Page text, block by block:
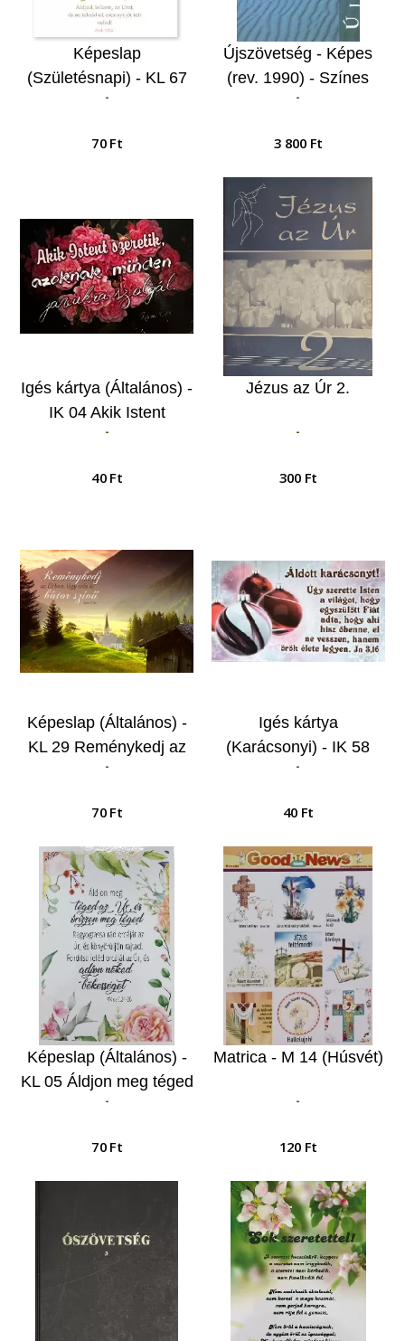
Képeslap
(Születésnapi) - KL 67
Áldjad, lelkem, az Urat,
-
70 Ft
Újszövetség - Képes
(rev. 1990) - Színes
fotókkal és lapszéli
jegyzetekkel
-
3 800 Ft
Igés kártya (Általános) -
IK 04 Akik Istent
szeretik...
-
40 Ft
Jézus az Úr 2.
-
300 Ft
Képeslap (Általános) -
KL 29 Reménykedj az
Úrban, légy erős és
-
70 Ft
Igés kártya
(Karácsonyi) - IK 58
Úgy szerette Isten a
-
40 Ft
Képeslap (Általános) -
KL 05 Áldjon meg téged
az Úr, és őrizzen meg
-
70 Ft
Matrica - M 14 (Húsvét)
-
120 Ft